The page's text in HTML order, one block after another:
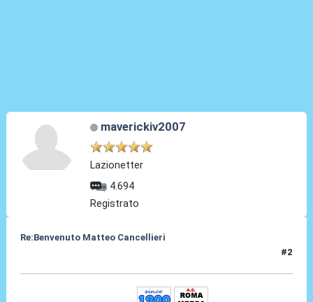
maverickiv2007
Lazionetter
4.694
Registrato
Re:Benvenuto Matteo Cancellieri
#2